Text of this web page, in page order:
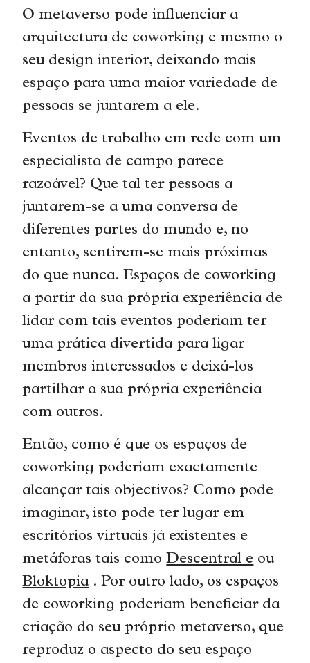
O metaverso pode influenciar a
arquitectura de coworking e mesmo o
seu design interior, deixando mais
espaço para uma maior variedade de
pessoas se juntarem a ele.
Eventos de trabalho em rede com um
especialista de campo parece
razoável? Que tal ter pessoas a
juntarem-se a uma conversa de
diferentes partes do mundo e, no
entanto, sentirem-se mais próximas
do que nunca. Espaços de coworking
a partir da sua própria experiência de
lidar com tais eventos poderiam ter
uma prática divertida para ligar
membros interessados e deixá-los
partilhar a sua própria experiência
com outros.
Então, como é que os espaços de
coworking poderiam exactamente
alcançar tais objectivos? Como pode
imaginar, isto pode ter lugar em
escritórios virtuais já existentes e
metáforas tais comoDescentral e ou
Bloktopia . Por outro lado, os espaços
de coworking poderiam beneficiar da
criação do seu próprio metaverso, que
reproduz o aspecto do seu espaço